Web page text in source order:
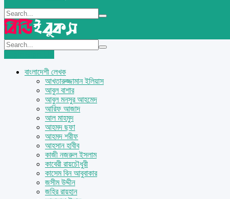
বাংলাদেশী লেখক
আখতারুজ্জামান ইলিয়াস
আবুল বাশার
আবুল মনসুর আহমেদ
আরিফ আজাদ
আল মাহমুদ
আহমদ ছফা
আহমদ শরীফ
আহসান হাবীব
কাজী নজরুল ইসলাম
কাবেরী রায়চৌধুরী
কাসেম বিন আবুবাকার
জসীম উদ্দীন
জহির রায়হান